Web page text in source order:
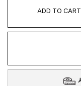
ADD TO CART